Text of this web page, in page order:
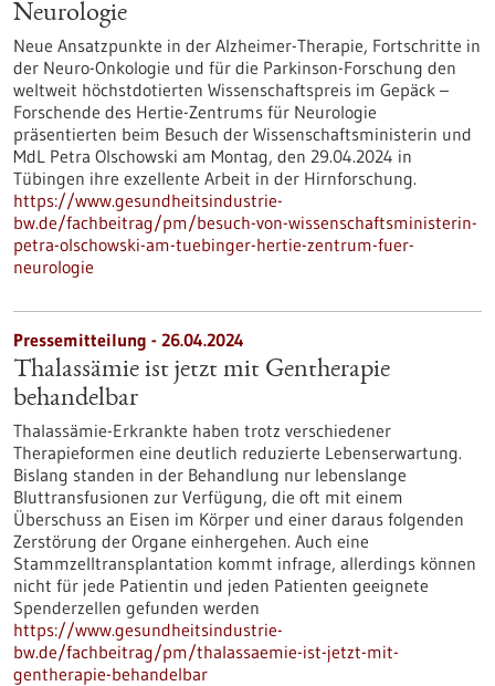
Neurologie
Neue Ansatzpunkte in der Alzheimer-Therapie, Fortschritte in
der Neuro-Onkologie und für die Parkinson-Forschung den
weltweit höchstdotierten Wissenschaftspreis im Gepäck –
Forschende des Hertie-Zentrums für Neurologie
präsentierten beim Besuch der Wissenschaftsministerin und
MdL Petra Olschowski am Montag, den 29.04.2024 in
Tübingen ihre exzellente Arbeit in der Hirnforschung.
https://www.gesundheitsindustrie-
bw.de/fachbeitrag/pm/besuch-von-wissenschaftsministerin-
petra-olschowski-am-tuebinger-hertie-zentrum-fuer-
neurologie
Pressemitteilung - 26.04.2024
Thalassämie ist jetzt mit Gentherapie
behandelbar
Thalassämie-Erkrankte haben trotz verschiedener
Therapieformen eine deutlich reduzierte Lebenserwartung.
Bislang standen in der Behandlung nur lebenslange
Bluttransfusionen zur Verfügung, die oft mit einem
Überschuss an Eisen im Körper und einer daraus folgenden
Zerstörung der Organe einhergehen. Auch eine
Stammzelltransplantation kommt infrage, allerdings können
nicht für jede Patientin und jeden Patienten geeignete
Spenderzellen gefunden werden
https://www.gesundheitsindustrie-
bw.de/fachbeitrag/pm/thalassaemie-ist-jetzt-mit-
gentherapie-behandelbar